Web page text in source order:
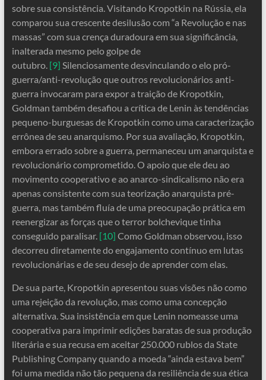
sobre sua consistência. Visitando Kropotkin na Rússia, ela
comparou sua crescente desilusão com “a Revolução e nas
massas” com sua crença duradoura em sua significância,
inalterada mesmo pelo golpe de
outubro. [9] Silenciosamente desvinculando o elo pró-
guerra/anti-revolução que outros revolucionários anti-
guerra invocaram para expor a traição de Kropotkin,
Goldman também desafiou a crítica de Lenin às tendências
pequeno-burguesas de Kropotkin como uma caracterização
errônea de seu anarquismo. Por sua avaliação, Kropotkin,
embora errado sobre a guerra, permaneceu um anarquista e
revolucionário comprometido. O apoio que ele deu ao
movimento cooperativo e ao anarco-sindicalismo não era
apenas consistente com sua teorização anarquista pré-
guerra, mas também fluía de uma preocupação prática em
reenergizar as forças que o terror bolchevique tinha
conseguido paralisar. [10] Como Goldman observou, isso
decorreu diretamente do engajamento contínuo em lutas
revolucionárias e de seu desejo de aprender com elas.
De sua parte, Kropotkin apresentou suas visões não como
uma rejeição da revolução, mas como uma concepção
alternativa. Sua insistência em que Lenin nomeasse uma
cooperativa para imprimir edições baratas de sua produção
literária e sua recusa em aceitar 250.000 rublos da State
Publishing Company quando a moeda “ainda estava bem”
foi uma medida não tão pequena da resiliência de sua ética